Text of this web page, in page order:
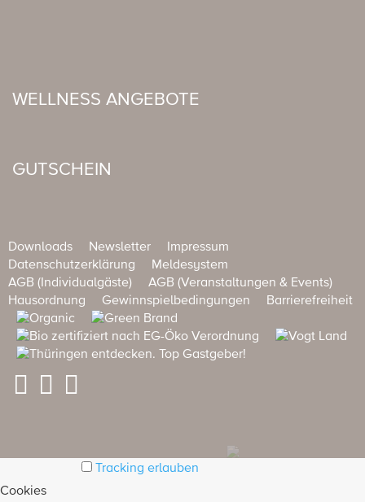
WELLNESS ANGEBOTE
GUTSCHEIN
Downloads Newsletter
Impressum
Datenschutzerklärung
Meldesystem
AGB (Individualgäste)
AGB (Veranstaltungen & Events)
Hausordnung
Gewinnspielbedingungen Barrierefreiheit
Tracking erlauben
Cookies